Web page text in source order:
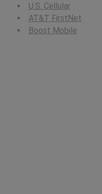
U.S. Cellular
AT&T FirstNet
Boost Mobile